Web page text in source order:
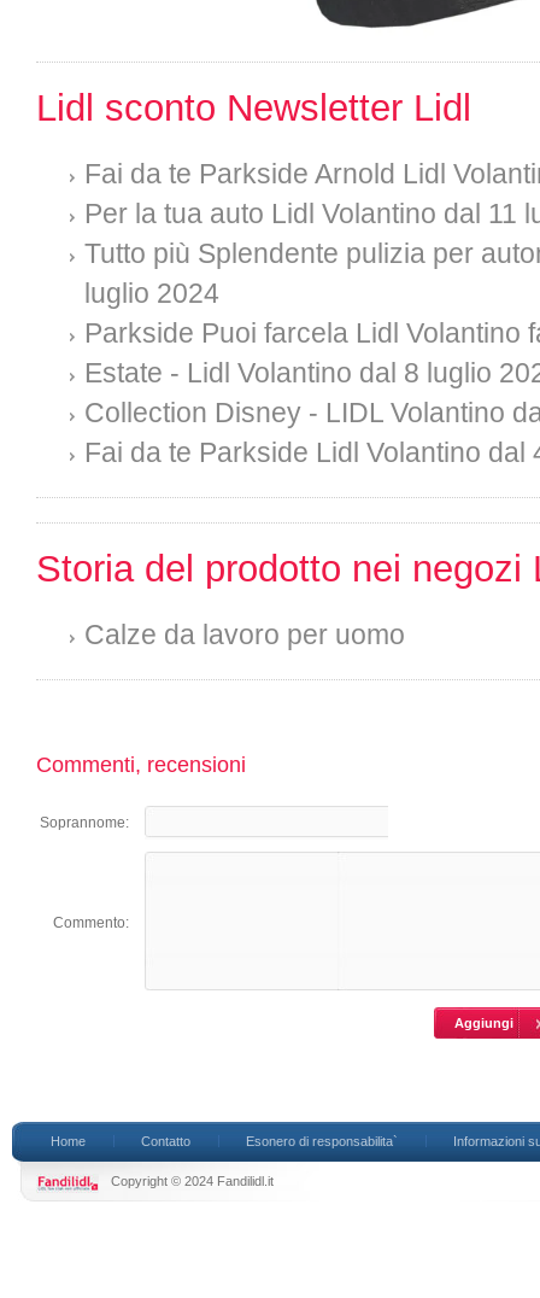
Lidl sconto Newsletter Lidl
Fai da te Parkside Arnold Lidl
Per la tua auto Lidl Volantino dal 11
Tutto più Splendente pulizia per
luglio 2024
Parkside Puoi farcela Lidl Volantino
Estate - Lidl Volantino dal 8 luglio
Collection Disney - LIDL Volantino
Fai da te Parkside Lidl Volantino dal
Storia del prodotto nei negozi
Calze da lavoro per uomo
Commenti, recensioni
Soprannome:
Commento:
Home Contatto Esonero di responsabilita` Informazioni
Copyright © 2024 Fandilidl.it